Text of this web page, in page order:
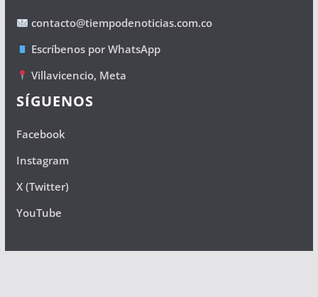
contacto@tiempodenoticias.com.co
Escríbenos por WhatsApp
Villavicencio, Meta
SÍGUENOS
Facebook
Instagram
X (Twitter)
YouTube